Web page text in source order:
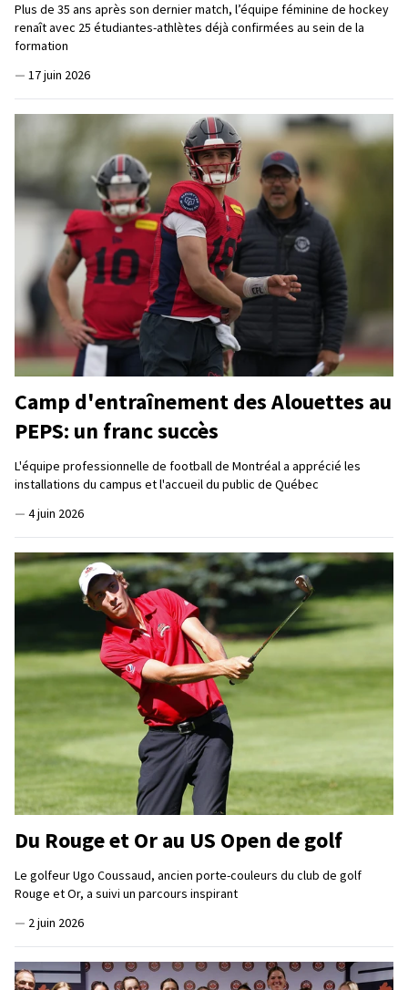
Plus de 35 ans après son dernier match, l’équipe féminine de hockey
renaît avec 25 étudiantes-athlètes déjà confirmées au sein de la
formation
— 17 juin 2026
Camp d'entraînement des Alouettes au
PEPS: un franc succès
L'équipe professionnelle de football de Montréal a apprécié les
installations du campus et l'accueil du public de Québec
— 4 juin 2026
Du Rouge et Or au US Open de golf
Le golfeur Ugo Coussaud, ancien porte-couleurs du club de golf
Rouge et Or, a suivi un parcours inspirant
— 2 juin 2026